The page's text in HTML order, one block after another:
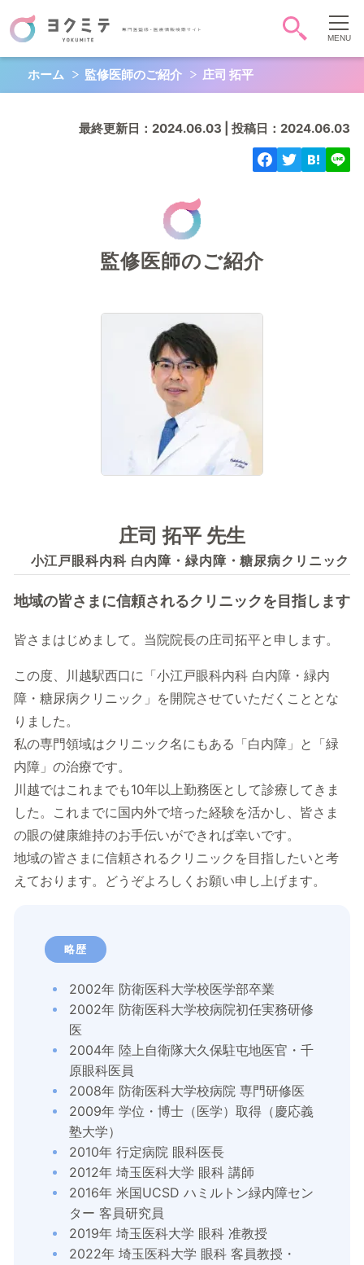
症状・病気から調べる
肩腕手
心
キーワード検索
病気に関する記事
運営情報
運営会社／会社概要
プライバシーポリシー
サイトポリシー
ホーム 監修医師のご紹介 庄司 拓平
最終更新日：2024.06.03 | 投稿日：2024.06.03
監修医師のご紹介
庄司 拓平 先生
小江戸眼科内科 白内障・緑内障・糖尿病クリニック
地域の皆さまに信頼されるクリニックを目指します
皆さまはじめまして。当院院長の庄司拓平と申します。
この度、川越駅西口に「小江戸眼科内科 白内障・緑内
障・糖尿病クリニック」を開院させていただくこととな
りました。
私の専門領域はクリニック名にもある「白内障」と「緑
内障」の治療です。
川越ではこれまでも10年以上勤務医として診療してきま
した。これまでに国内外で培った経験を活かし、皆さま
の眼の健康維持のお手伝いができれば幸いです。
地域の皆さまに信頼されるクリニックを目指したいと考
えております。どうぞよろしくお願い申し上げます。
略歴
2002年 防衛医科大学校医学部卒業
2002年 防衛医科大学校病院初任実務研修
医
2004年 陸上自衛隊大久保駐屯地医官・千
原眼科医員
2008年 防衛医科大学校病院 専門研修医
2009年 学位・博士（医学）取得（慶応義
塾大学）
2010年 行定病院 眼科医長
2012年 埼玉医科大学 眼科 講師
2016年 米国UCSD ハミルトン緑内障セン
ター 客員研究員
2019年 埼玉医科大学 眼科 准教授
2022年 埼玉医科大学 眼科 客員教授・